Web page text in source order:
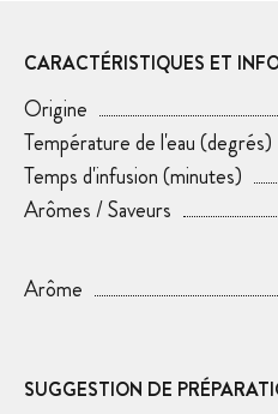
CARACTÉRISTIQUES ET
Origine
Température de l'eau (degrés)
Temps d'infusion (minutes)
Arômes / Saveurs
Arôme
SUGGESTION DE